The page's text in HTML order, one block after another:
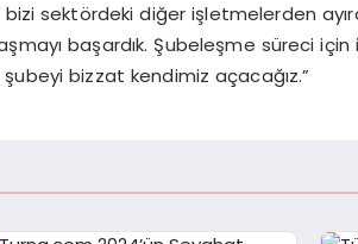
bizi sektördeki diğer işletmelerden
başardık. Şubeleşme süreci için ilk
bizzat kendimiz açacağız.”